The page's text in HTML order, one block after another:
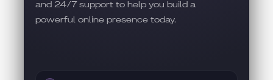
and 24/7 support to help you build a
powerful online presence today.